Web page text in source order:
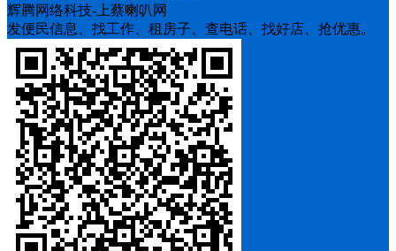
辉腾网络科技-上蔡喇叭网
发便民信息、找工作、租房子、查电话、找好店、抢优惠。